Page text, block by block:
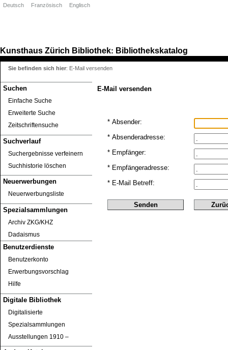
Kunsthaus Zürich Bibliothek: Bibliothekskatalog
Suchen
Einfache Suche
Erweiterte Suche
Zeitschriftensuche
Suchverlauf
Suchergebnisse verfeinern
Suchhistorie löschen
Neuerwerbungen
Neuerwerbungsliste
Spezialsammlungen
Archiv ZKG/KHZ
Dadaismus
Benutzerdienste
Benutzerkonto
Erwerbungsvorschlag
Hilfe
Digitale Bibliothek
Digitalisierte
Spezialsammlungen
Ausstellungen 1910 ‒
Deutsch Französisch Englisch
Sie befinden sich hier: E-Mail versenden
E-Mail versenden
* Absender:
* Absenderadresse:
* Empfänger:
* Empfängeradresse:
* E-Mail Betreff: